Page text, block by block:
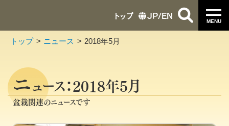
MENU
トップ JP/EN
トップ ニュース 2018年5月
ニュース：2018年5月
盆栽関連のニュースです